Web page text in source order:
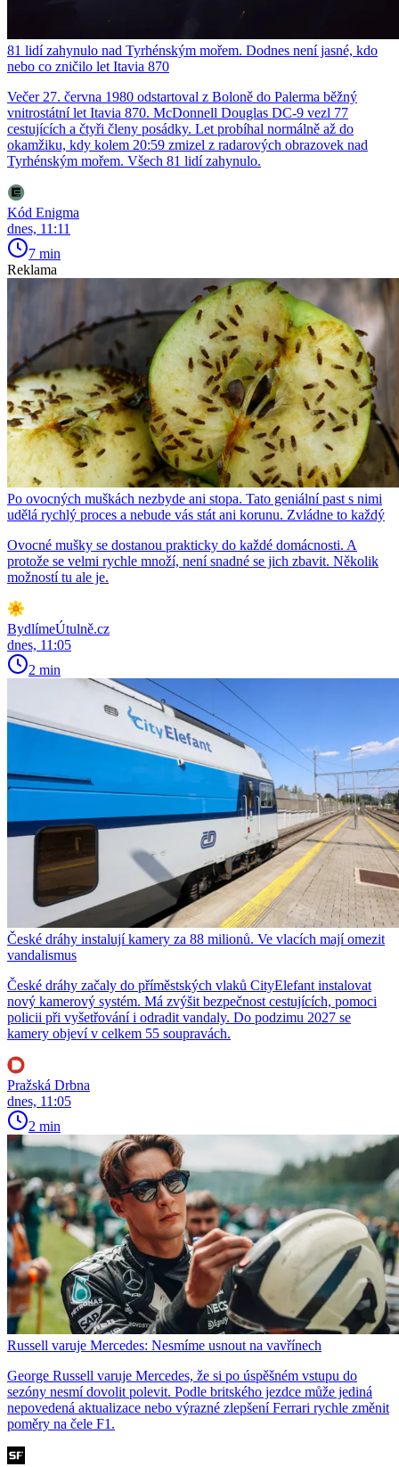
81 lidí zahynulo nad Tyrhénským mořem. Dodnes není jasné, kdo
nebo co zničilo let Itavia 870
Večer 27. června 1980 odstartoval z Boloně do Palerma běžný
vnitrostátní let Itavia 870. McDonnell Douglas DC-9 vezl 77
cestujících a čtyři členy posádky. Let probíhal normálně až do
okamžiku, kdy kolem 20:59 zmizel z radarových obrazovek nad
Tyrhénským mořem. Všech 81 lidí zahynulo.
Kód Enigma
dnes, 11:11
7 min
Reklama
Po ovocných muškách nezbyde ani stopa. Tato geniální past s nimi
udělá rychlý proces a nebude vás stát ani korunu. Zvládne to každý
Ovocné mušky se dostanou prakticky do každé domácnosti. A
protože se velmi rychle množí, není snadné se jich zbavit. Několik
možností tu ale je.
BydlímeÚtulně.cz
dnes, 11:05
2 min
České dráhy instalují kamery za 88 milionů. Ve vlacích mají omezit
vandalismus
České dráhy začaly do příměstských vlaků CityElefant instalovat
nový kamerový systém. Má zvýšit bezpečnost cestujících, pomoci
policii při vyšetřování i odradit vandaly. Do podzimu 2027 se
kamery objeví v celkem 55 soupravách.
Pražská Drbna
dnes, 11:05
2 min
Russell varuje Mercedes: Nesmíme usnout na vavřínech
George Russell varuje Mercedes, že si po úspěšném vstupu do
sezóny nesmí dovolit polevit. Podle britského jezdce může jediná
nepovedená aktualizace nebo výrazné zlepšení Ferrari rychle změnit
poměry na čele F1.